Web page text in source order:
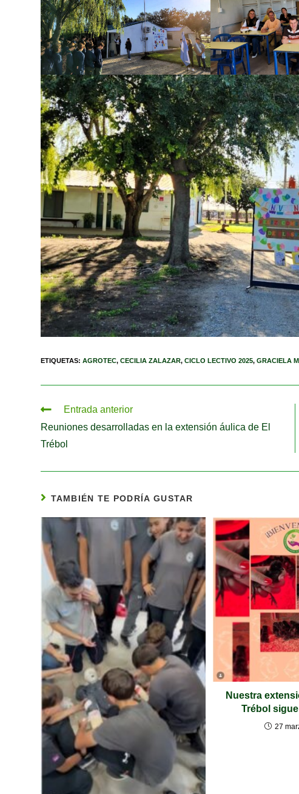
ETIQUETAS:AGROTEC, CECILIA ZALAZAR, CICLO LECTIVO 2025, GRACIELA
Entrada anterior
Reuniones desarrolladas en la extensión áulica de El
Trébol
TAMBIÉN TE PODRÍA GUSTAR
Nuestra
Trébol
27